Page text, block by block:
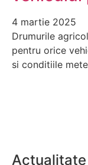
4 martie 2025
Drumurile
pentru orice
si conditiile
Actualitate